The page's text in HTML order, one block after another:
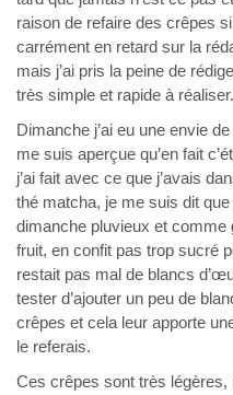
raison de refaire des crêpes
carrément en retard sur la
mais j’ai pris la peine de
très simple et rapide à réaliser.
Dimanche j’ai eu une envie
me suis aperçue qu’en fait
j’ai fait avec ce que j’avais
thé matcha, je me suis dit
dimanche pluvieux et comme
fruit, en confit pas trop sucré
restait pas mal de blancs
tester d’ajouter un peu de
crêpes et cela leur apporte
le referais.
Ces crêpes sont très légères,